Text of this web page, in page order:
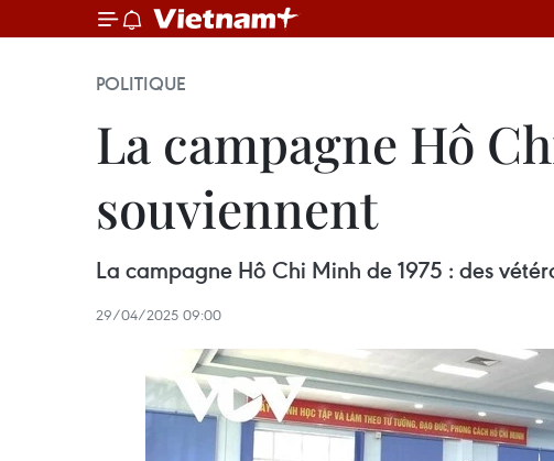
POLITIQUE
La campagne Hô
souviennent
La campagne Hô Chi Minh de 1975 : des
29/04/2025 09:00